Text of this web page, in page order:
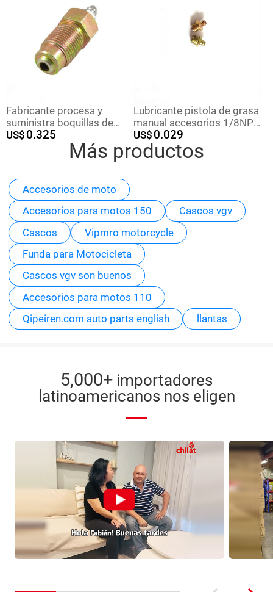
Fabricante procesa y
suministra boquillas de
cadena galvanizadas de
hierro de alta calidad kato
M16X1.5 galvanizadas de
US$ 0.325
Lubricante pistola de grasa
manual accesorios 1/8NPT
rosca americana, barato y
alta calidad
US$ 0.029
Más productos
Accesorios de moto
Accesorios para motos 150
Cascos vgv
Cascos
Vipmro motorcycle
Funda para Motocicleta
Cascos vgv son buenos
Accesorios para motos 110
Qipeiren.com auto parts english
llantas
5,000+ importadores
latinoamericanos nos eligen